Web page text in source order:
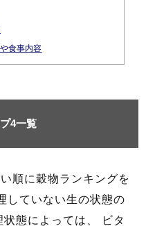
食事内容
4一覧
順に穀物ランキングを
していない生の状態の
態によっては、 ビタ